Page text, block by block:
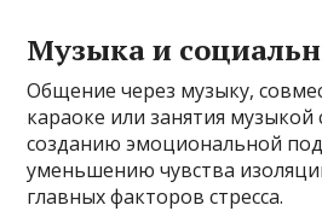
Музыка и
Общение через музыку,
караоке или занятия музыкой
созданию эмоциональной
уменьшению чувства
главных факторов стресса.